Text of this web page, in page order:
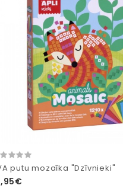
putu mozaīka "Dzīvnieki"